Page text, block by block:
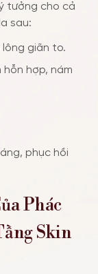
tưởng cho cả
sau:
giãn to.
hỗn hợp, nám
phục hồi
Phác
Skin